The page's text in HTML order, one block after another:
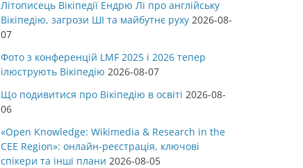
Літописець Вікіпедії Ендрю Лі про англійську
Вікіпедію, загрози ШІ та майбутнє руху 2026-08-
07
Фото з конференцій LMF 2025 і 2026 тепер
ілюструють Вікіпедію 2026-08-07
Що подивитися про Вікіпедію в освіті 2026-08-
06
«Open Knowledge: Wikimedia & Research in the
CEE Region»: онлайн-реєстрація, ключові
спікери та інші плани 2026-08-05